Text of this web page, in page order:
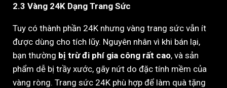
2.3 Vàng 24K Dạng Trang Sức
Tuy có thành phần 24K nhưng vàng trang sức vẫn ít
được dùng cho tích lũy. Nguyên nhân vì khi bán lại,
bạn thường bị trừ đi phí gia công rất cao, và sản
phẩm dễ bị trầy xước, gãy nứt do đặc tính mềm của
vàng ròng. Trang sức 24K phù hợp để làm quà tặng